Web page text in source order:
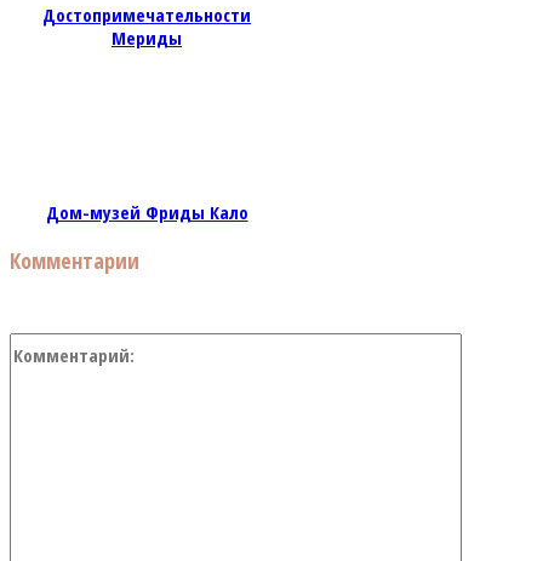
Достопримечательности
Мериды
Дом-музей Фриды Кало
Комментарии